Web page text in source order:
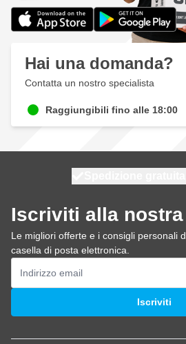
Hai una domanda?
Contatta un nostro specialista
Raggiungibili fino alle 18:00
Iscriviti alla
Le migliori offerte e i consigli personali
casella di posta elettronica.
Indirizzo email
Iscriviti